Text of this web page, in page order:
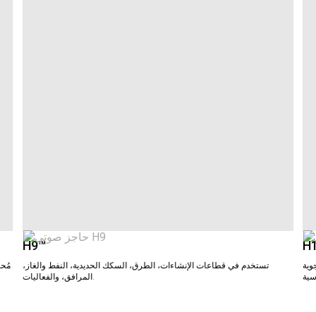
H9™
تستخدم في قطاعات الإنشاءات، الطرق، السكك الحديدية، النفط والغاز،
المرافق، والفعاليات.